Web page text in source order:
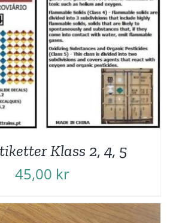
Klass 2, 4, 5
45,00 kr